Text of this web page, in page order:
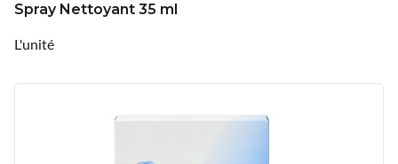
Spray Nettoyant 35 ml
L'unité